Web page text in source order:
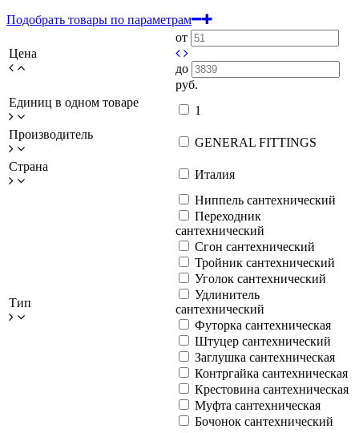
Подобрать товары по параметрам
Цена
от
до
руб.
Единиц в одном товаре
1
Производитель
GENERAL FITTINGS
Страна
Италия
Тип
Ниппель сантехнический
Переходник
сантехнический
Сгон сантехнический
Тройник сантехнический
Уголок сантехнический
Удлинитель
сантехнический
Футорка сантехническая
Штуцер сантехнический
Заглушка сантехническая
Контргайка сантехническая
Крестовина сантехническая
Муфта сантехническая
Бочонок сантехнический